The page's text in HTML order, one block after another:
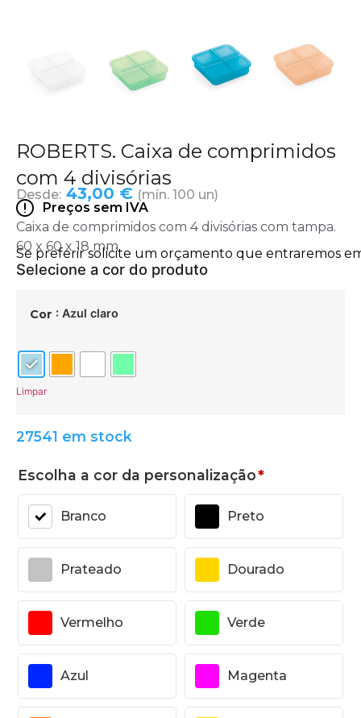
ROBERTS. Caixa de comprimidos
com 4 divisórias
Desde: 43,00 € (mín. 100 un)
Preços sem IVA
Caixa de comprimidos com 4 divisórias com tampa.
60 x 60 x 18 mm
Cor : Azul claro
Limpar
27541 em stock
Escolha a cor da personalização*
Branco Preto
Prateado Dourado
Vermelho Verde
Azul Magenta